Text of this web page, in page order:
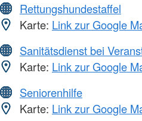
Rettungshundestaffel
Karte: Link zur Google
Sanitätsdienst bei
Karte: Link zur Google
Seniorenhilfe
Karte: Link zur Google